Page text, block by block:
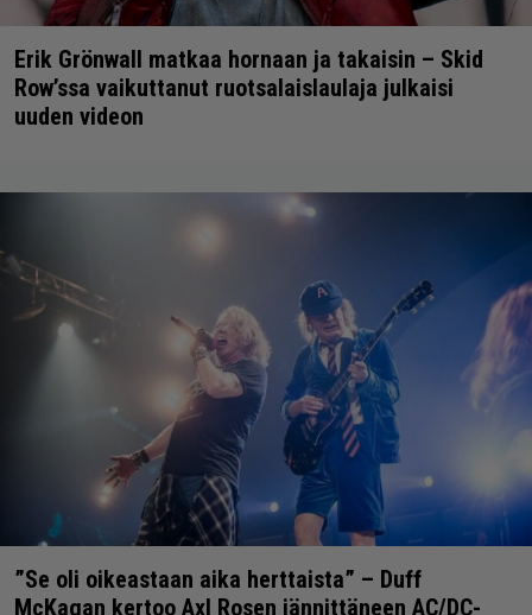
Erik Grönwall matkaa hornaan ja takaisin – Skid
Row’ssa vaikuttanut ruotsalaislaulaja julkaisi
uuden videon
”Se oli oikeastaan aika herttaista” – Duff
McKagan kertoo Axl Rosen jännittäneen AC/DC-